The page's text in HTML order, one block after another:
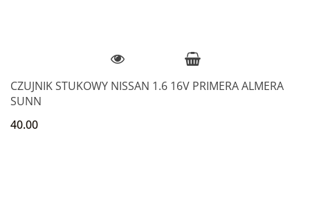
CZUJNIK STUKOWY NISSAN 1.6 16V PRIMERA ALMERA
SUNN
40.00